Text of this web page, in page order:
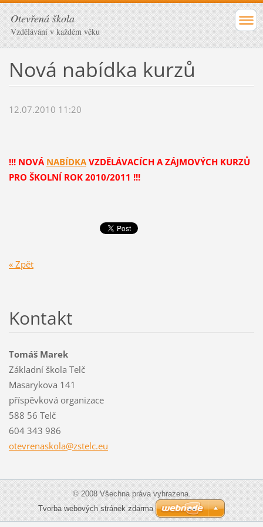
Otevřená škola
Vzdělávání v každém věku
Nová nabídka kurzů
12.07.2010 11:20
!!! NOVÁ NABÍDKA VZDĚLÁVACÍCH A ZÁJMOVÝCH KURZŮ
PRO ŠKOLNÍ ROK 2010/2011 !!!
« Zpět
Kontakt
Tomáš Marek
Základní škola Telč
Masarykova 141
příspěvková organizace
588 56 Telč
604 343 986
otevrenaskola@zstelc.eu
© 2008 Všechna práva vyhrazena.
Tvorba webových stránek zdarma